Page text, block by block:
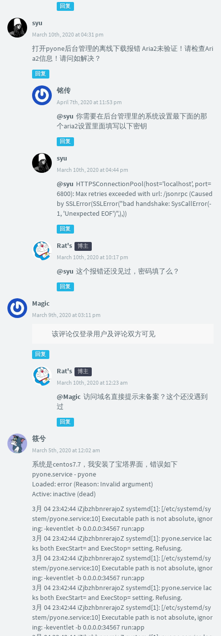
回复
syu
March 10th, 2020 at 04:31 pm
打开pyone后台管理的离线下载报错 Aria2未验证！请检查Ari
a2信息！请问如解决？
回复
铭传
April 7th, 2020 at 11:53 pm
@syu 你需要在后台管理里的系统设置最下面的那
个aria2设置里面填写以下密钥
回复
syu
March 10th, 2020 at 04:44 pm
@syu HTTPSConnectionPool(host='localhost', port=
6800): Max retries exceeded with url: /jsonrpc (Caused
by SSLError(SSLError("bad handshake: SysCallError(-
1, 'Unexpected EOF')",),))
回复
Rat's 博主
March 10th, 2020 at 10:17 pm
@syu 这个报错还没见过，密码填了么？
回复
Magic
March 9th, 2020 at 03:11 pm
该评论仅登录用户及评论双方可见
回复
Rat's 博主
March 10th, 2020 at 12:23 am
@Magic 访问域名直接提示未备案？这个还没遇到
过
回复
筱兮
March 5th, 2020 at 12:02 am
系统是centos7.7，我安装了宝塔界面，错误如下
pyone.service - pyone
Loaded: error (Reason: Invalid argument)
Active: inactive (dead)
3月 04 23:42:44 iZjbzhbnrerajoZ systemd[1]: [/etc/systemd/sy
stem/pyone.service:10] Executable path is not absolute, ignor
ing: -keventlet -b 0.0.0.0:34567 run:app
3月 04 23:42:44 iZjbzhbnrerajoZ systemd[1]: pyone.service lac
ks both ExecStart= and ExecStop= setting. Refusing.
3月 04 23:42:44 iZjbzhbnrerajoZ systemd[1]: [/etc/systemd/sy
stem/pyone.service:10] Executable path is not absolute, ignor
ing: -keventlet -b 0.0.0.0:34567 run:app
3月 04 23:42:44 iZjbzhbnrerajoZ systemd[1]: pyone.service lac
ks both ExecStart= and ExecStop= setting. Refusing.
3月 04 23:42:44 iZjbzhbnrerajoZ systemd[1]: [/etc/systemd/sy
stem/pyone.service:10] Executable path is not absolute, ignor
ing: -keventlet -b 0.0.0.0:34567 run:app